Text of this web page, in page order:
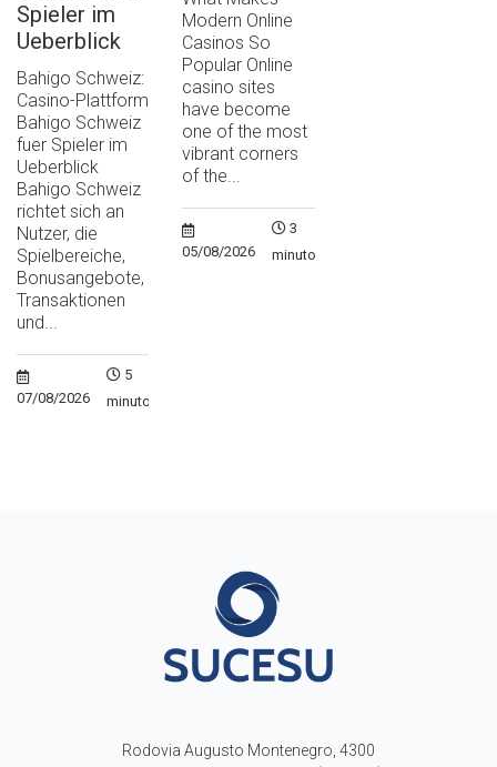
Spieler im
Ueberblick
Bahigo Schweiz:
Casino-Plattform
Bahigo Schweiz
fuer Spieler im
Ueberblick
Bahigo Schweiz
richtet sich an
Nutzer, die
Spielbereiche,
Bonusangebote,
Transaktionen
und...
07/08/2026
5
minutos
Modern Online
Casinos So
Popular Online
casino sites
have become
one of the most
vibrant corners
of the...
05/08/2026
3
minutos
Rodovia Augusto Montenegro, 4300